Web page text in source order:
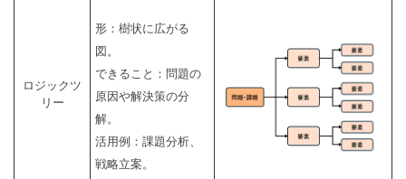
ロジックツ
リー
形：樹状に広がる
図。
できること：問題の
原因や解決策の分
解。
活用例：課題分析、
戦略立案。